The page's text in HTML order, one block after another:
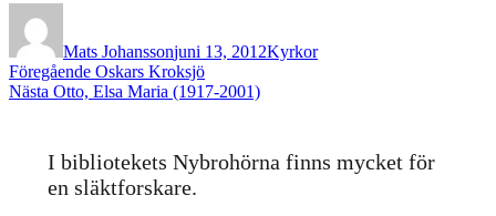
Mats Johanssonjuni 13, 2012Kyrkor
Inläggsnavigering
Föregående Föregående
inlägg:
Oskars Kroksjö
Nästa Nästa
Otto, Elsa Maria (1917-2001)
I bibliotekets Nybrohörna finns mycket för
en släktforskare.